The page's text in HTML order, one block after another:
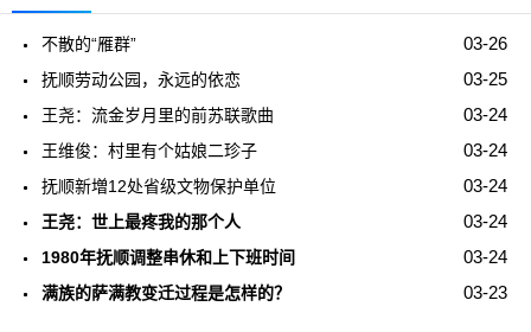
03-26
不散的“雁群”
03-25
抚顺劳动公园，永远的依恋
03-24
王尧：流金岁月里的前苏联歌曲
03-24
王维俊：村里有个姑娘二珍子
03-24
抚顺新増12处省级文物保护单位
03-24
王尧：世上最疼我的那个人
03-24
1980年抚顺调整串休和上下班时间
03-23
满族的萨满教变迁过程是怎样的？